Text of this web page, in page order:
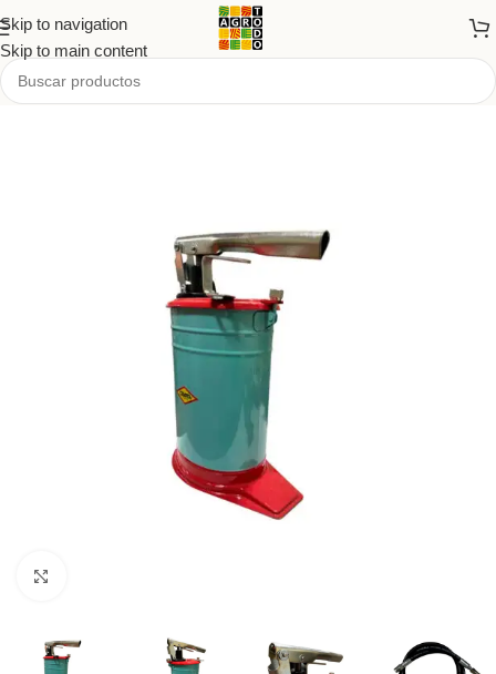
Skip to navigation
Skip to main content
Tienda